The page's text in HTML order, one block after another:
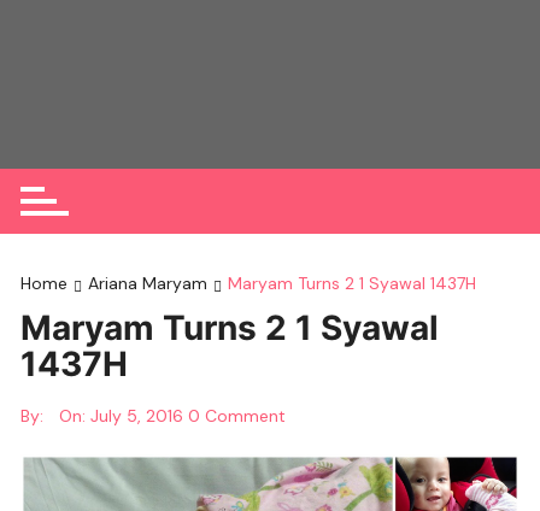
Home Ariana Maryam Maryam Turns 2 1 Syawal 1437H
Maryam Turns 2 1 Syawal
1437H
By: On:July 5, 2016 0 Comment